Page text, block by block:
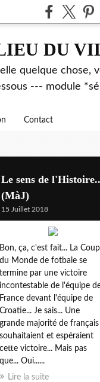
DU
quelque chose,
--- module
Contact
Le sens de
(MàJ)
15 Juillet 2018
Bon, ça, c'est fait... La
du Monde de fotbale se
termine par une victoire
incontestable de l'équipe
France devant l'équipe de
Croatie... Je sais... Une
grande majorité de français
souhaitaient et espéraient
cette victoire... Mais pas
que... Oui......
Lire la suite